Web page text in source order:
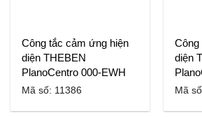
Công tắc cảm ứng hiện
diện THEBEN
PlanoCentro 000-EWH
Mã số: 11386
Công
diện
Mã